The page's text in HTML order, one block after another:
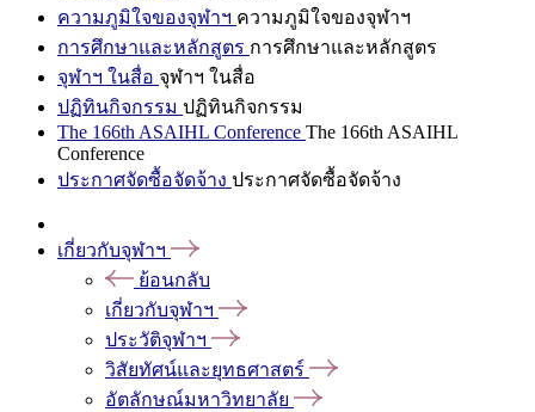
ความภูมิใจของจุฬาฯ ความภูมิใจของจุฬาฯ
การศึกษาและหลักสูตร การศึกษาและหลักสูตร
จุฬาฯ ในสื่อ จุฬาฯ ในสื่อ
ปฏิทินกิจกรรม ปฏิทินกิจกรรม
The 166th ASAIHL Conference The 166th ASAIHL
Conference
ประกาศจัดซื้อจัดจ้าง ประกาศจัดซื้อจัดจ้าง
เกี่ยวกับจุฬาฯ
ย้อนกลับ
เกี่ยวกับจุฬาฯ
ประวัติจุฬาฯ
วิสัยทัศน์และยุทธศาสตร์
อัตลักษณ์มหาวิทยาลัย